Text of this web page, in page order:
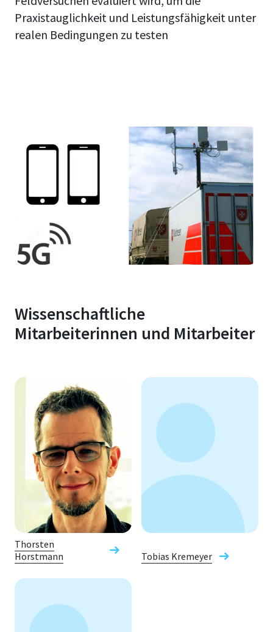
Praxistauglichkeit und Leistungsfähigkeit unter
realen Bedingungen zu testen
Wissenschaftliche
Mitarbeiterinnen und Mitarbeiter
Thorsten
Horstmann
Tobias Kremeyer